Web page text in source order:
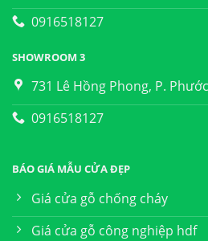
0916518127
SHOWROOM 3
731 Lê Hồng Phong, P.
0916518127
BÁO GIÁ MẪU CỬA ĐẸP
Giá cửa gỗ chống cháy
Giá cửa gỗ công nghiệp hdf